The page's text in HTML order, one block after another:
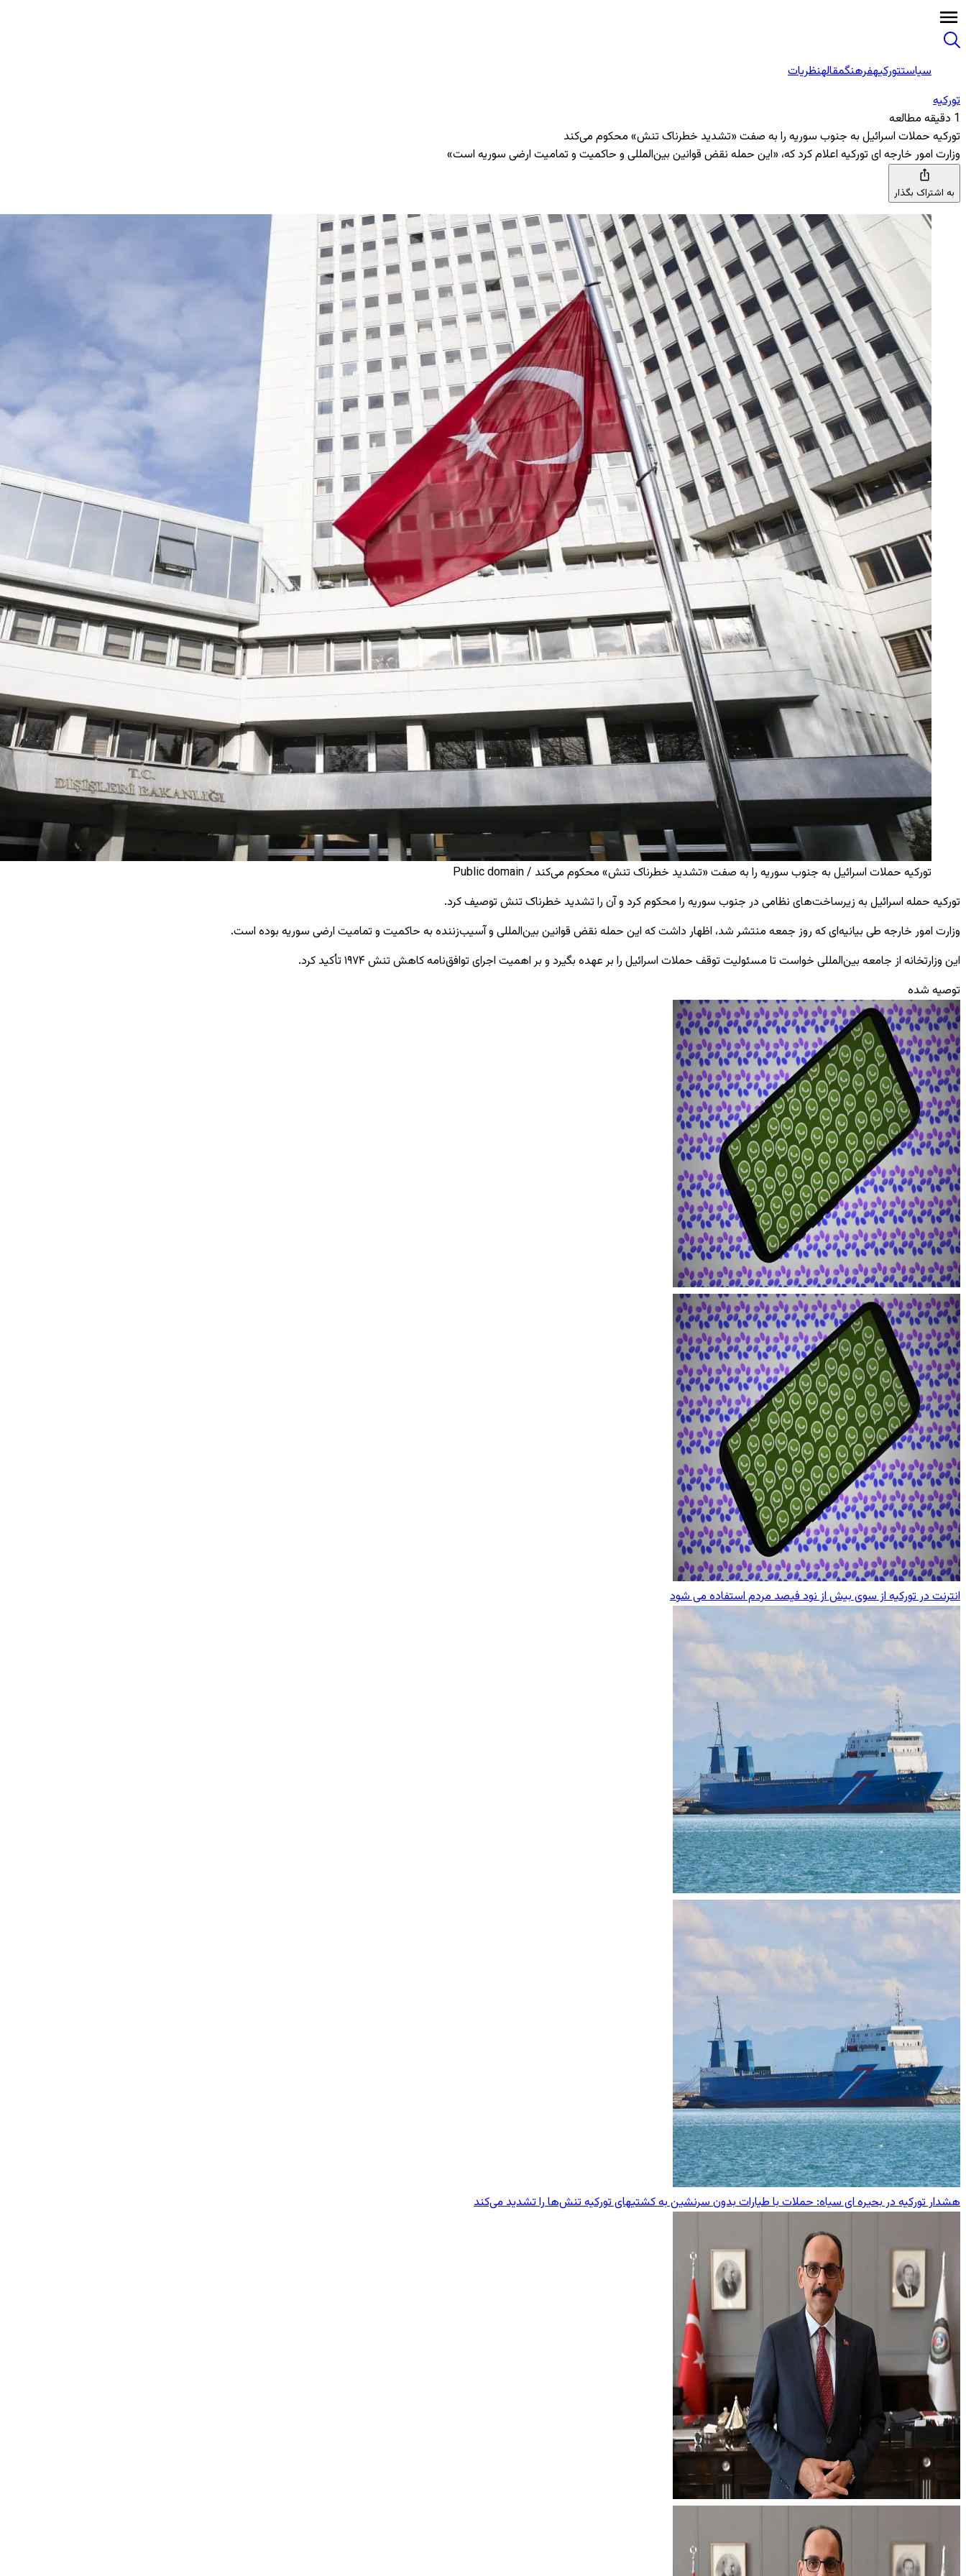
سیاستتورکیهفرهنگمقالهنظریات
تورکیه
1 دقیقه مطالعه
تورکیه حملات اسرائیل به جنوب سوریه را به صفت «تشدید خطرناک تنش» محکوم می‌کند
وزارت امور خارجه ای تورکیه اعلام کرد که، «این حمله نقض قوانین بین‌المللی و حاکمیت و تمامیت ارضی سوریه است»
به اشتراک بگذار
تورکیه حملات اسرائیل به جنوب سوریه را به صفت «تشدید خطرناک تنش» محکوم می‌کند / Public domain
تورکیه حمله اسرائیل به زیرساخت‌های نظامی در جنوب سوریه را محکوم کرد و آن را تشدید خطرناک تنش توصیف کرد.
وزارت امور خارجه طی بیانیه‌ای که روز جمعه منتشر شد، اظهار داشت که این حمله نقض قوانین بین‌المللی و آسیب‌زننده به حاکمیت و تمامیت ارضی سوریه بوده است.
این وزارتخانه از جامعه بین‌المللی خواست تا مسئولیت توقف حملات اسرائیل را بر عهده بگیرد و بر اهمیت اجرای توافق‌نامه کاهش تنش ۱۹۷۴ تأکید کرد.
توصیه شده
انترنت در تورکیه از سوی بیش از نود فیصد مردم استفاده می شود
هشدار تورکیه در بحیره ای سیاه: حملات با طیارات بدون سرنشین به کشتیهای تورکیه تنش‌ها را تشدید می‌کند